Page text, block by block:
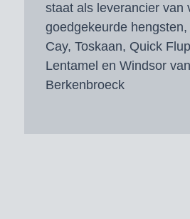
staat als leverancier van
goedgekeurde
Cay, Toskaan, Quick
Lentamel en Windsor van
Berkenbroeck